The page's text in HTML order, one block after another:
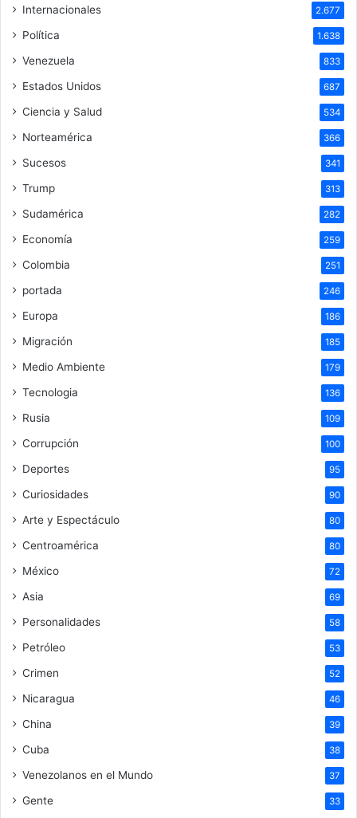
Internacionales 2.677
Política 1.638
Venezuela 833
Estados Unidos 687
Ciencia y Salud 534
Norteamérica 366
Sucesos 341
Trump 313
Sudamérica 282
Economía 259
Colombia 251
portada 246
Europa 186
Migración 185
Medio Ambiente 179
Tecnologia 136
Rusia 109
Corrupción 100
Deportes 95
Curiosidades 90
Arte y Espectáculo 80
Centroamérica 80
México 72
Asia 69
Personalidades 58
Petróleo 53
Crimen 52
Nicaragua 46
China 39
Cuba 38
Venezolanos en el Mundo 37
Gente 33